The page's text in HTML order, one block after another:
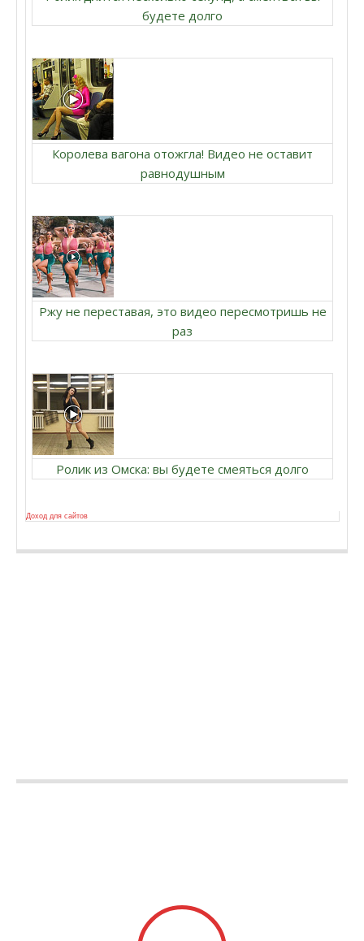
будете долго
Королева вагона отожгла! Видео не оставит
равнодушным
Ржу не переставая, это видео пересмотришь не
раз
Ролик из Омска: вы будете смеяться долго
Доход для сайтов